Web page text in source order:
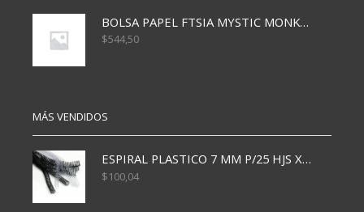
BOLSA PAPEL FTSIA MYSTIC MONKEY 14/08/20
$544,50
MÁS VENDIDOS
ESPIRAL PLASTICO 7 MM P/25 HJS X50x3000
$100,04